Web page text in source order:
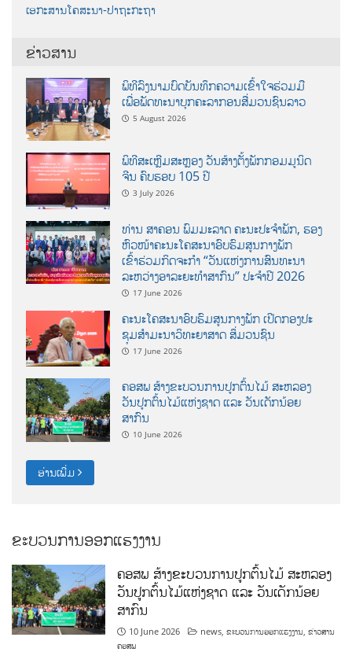
ເອກະສານໂຄສະນາ-ປາຖະກະຖາ
ຂ່າວສານ
ພິທີລົງນາມບົດບັນທຶກຄວາມເຂົ້າໃຈຮ່ວມມື
ເພື່ອພັດທະນາບຸກຄະລາກອນສື່ມວນຊົນລາວ
5 August 2026
ພິທີສະເຫຼີມສະຫຼອງ ວັນສ້າງຕັ້ງພັກກອມມູນິດ
ຈີນ ຄົບຮອບ 105 ປີ
3 July 2026
ທ່ານ ສາຄອນ ພົມມະລາດ ຄະນະປະຈໍາພັກ, ຮອງ
ຫົວໜ້າຄະນະໂຄສະນາອົບຮົມສູນກາງພັກ
ເຂົ້າຮ່ວມກິດຈະກຳ “ວັນແຫ່ງການສົນທະນາ
ລະຫວ່າງອາລະຍະທຳສາກົນ” ປະຈຳປີ 2026
17 June 2026
ຄະນະໂຄສະນາອົບຮົມສູນກາງພັກ ເປີດກອງປະ
ຊຸມສຳມະນາວິທະຍາສາດ ສຶ່ມວນຊົນ
17 June 2026
ຄອສພ ສ້າງຂະບວນການປູກຕົ້ນໄມ້ ສະຫລອງ
ວັນປູກຕົ້ນໄມ້ແຫ່ງຊາດ ແລະ ວັນເດັກນ້ອຍ
ສາກົນ
10 June 2026
ອ່ານເພີ່ມ
ຂະບວນການອອກແຮງງານ
ຄອສພ ສ້າງຂະບວນການປູກຕົ້ນໄມ້ ສະຫລອງ
ວັນປູກຕົ້ນໄມ້ແຫ່ງຊາດ ແລະ ວັນເດັກນ້ອຍ
ສາກົນ
10 June 2026 news,ຂະບວນການອອກແຮງງານ,ຂ່າວສານ
ຄອສພ